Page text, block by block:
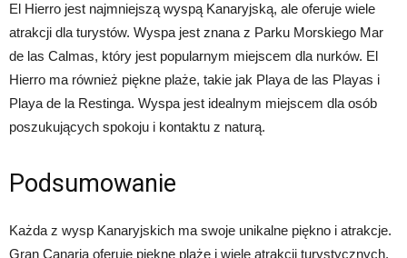
El Hierro jest najmniejszą wyspą Kanaryjską, ale oferuje wiele
atrakcji dla turystów. Wyspa jest znana z Parku Morskiego Mar
de las Calmas, który jest popularnym miejscem dla nurków. El
Hierro ma również piękne plaże, takie jak Playa de las Playas i
Playa de la Restinga. Wyspa jest idealnym miejscem dla osób
poszukujących spokoju i kontaktu z naturą.
Podsumowanie
Każda z wysp Kanaryjskich ma swoje unikalne piękno i atrakcje.
Gran Canaria oferuje piękne plaże i wiele atrakcji turystycznych,